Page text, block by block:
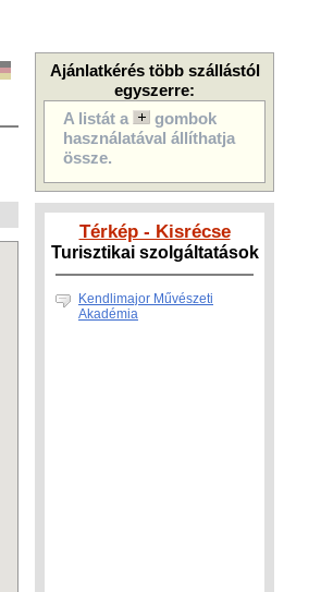
Ajánlatkérés több szállástól
egyszerre:
A listát a
gombok
használatával állíthatja
össze.
Térkép - Kisrécse
Turisztikai szolgáltatások
Kendlimajor Művészeti
Akadémia